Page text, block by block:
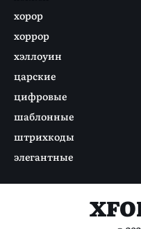
хорор
хоррор
хэллоуин
царские
цифровые
шаблонные
штрихкоды
элегантные